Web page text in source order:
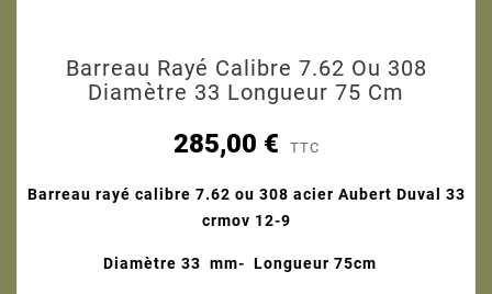
Barreau Rayé Calibre 7.62 Ou 308
Diamètre 33 Longueur 75 Cm
285,00 € TTC
Barreau rayé calibre 7.62 ou 308 acier Aubert Duval 33
crmov 12-9
Diamètre 33 mm- Longueur 75cm